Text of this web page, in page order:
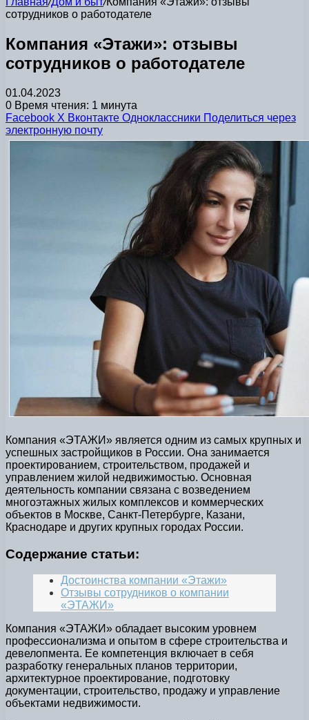
сотрудников о работодателе
Компания «Этажи»: отзывы
сотрудников о работодателе
01.04.2023
0 Время чтения: 1 минута
Facebook X Вконтакте Одноклассники Поделиться через
электронную почту
Компания «ЭТАЖИ» является одним из самых крупных и
успешных застройщиков в России. Она занимается
проектированием, строительством, продажей и
управлением жилой недвижимостью. Основная
деятельность компании связана с возведением
многоэтажных жилых комплексов и коммерческих
объектов в Москве, Санкт-Петербурге, Казани,
Краснодаре и других крупных городах России.
Содержание статьи:
Достоинства компании «Этажи»
Отзывы сотрудников о компании
«ЭТАЖИ»
Компания «ЭТАЖИ» обладает высоким уровнем
профессионализма и опытом в сфере строительства и
девелопмента. Ее компетенция включает в себя
разработку генеральных планов территории,
архитектурное проектирование, подготовку
документации, строительство, продажу и управление
объектами недвижимости.